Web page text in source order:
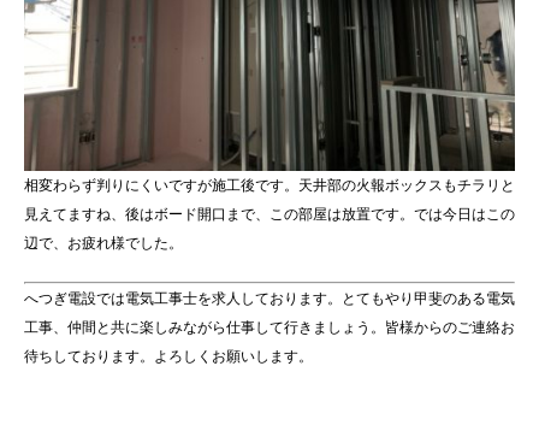
相変わらず判りにくいですが施工後です。天井部の火報ボックスもチラリと
見えてますね、後はボード開口まで、この部屋は放置です。では今日はこの
辺で、お疲れ様でした。
へつぎ電設では電気工事士を求人しております。とてもやり甲斐のある電気
工事、仲間と共に楽しみながら仕事して行きましょう。皆様からのご連絡お
待ちしております。よろしくお願いします。